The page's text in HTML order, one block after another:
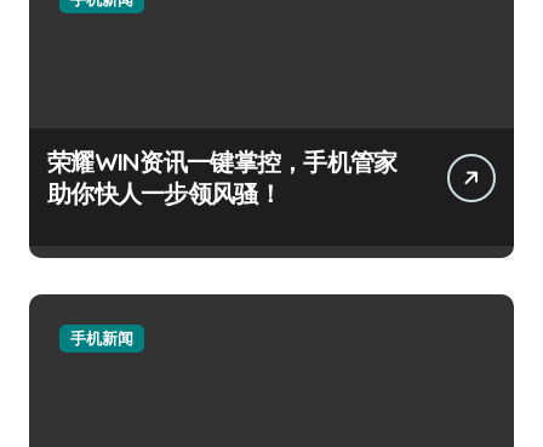
荣耀WIN资讯一键掌控，手机管家
助你快人一步领风骚！
手机新闻